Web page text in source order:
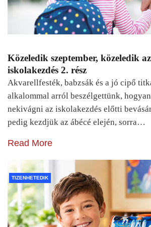
Közeledik szeptember, közeledik az
iskolakezdés 2. rész
Akvarellfesték, babzsák és a jó cipő
alkalommal arról beszélgettünk,
nekivágni az iskolakezdés előtti
pedig kezdjük az ábécé elején, sorra…
Read More
TIZENHETEDIK